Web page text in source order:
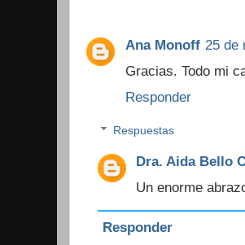
Ana Monoff 25 de
Gracias. Todo mi
Responder
Respuestas
Dra. Aida Bello
Un enorme
Responder